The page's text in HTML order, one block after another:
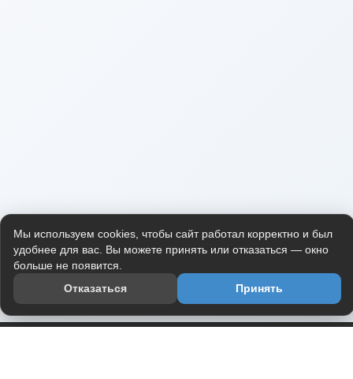
Мы используем cookies, чтобы сайт работал корректно и был
удобнее для вас. Вы можете принять или отказаться — окно
больше не появится.
Отказаться
Принять